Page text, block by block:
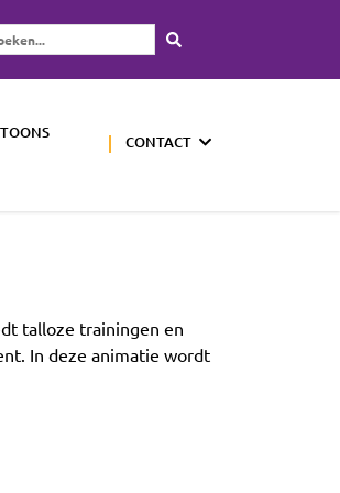
CONTACT
talloze trainingen en
In deze animatie wordt